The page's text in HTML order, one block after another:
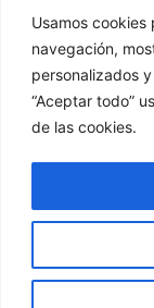
Usamos
navegación,
personalizados
“Aceptar todo”
de las cookies.
Política de
© 2026 Asier
Media